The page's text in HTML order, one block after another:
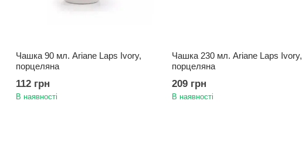
Чашка 90 мл. Ariane Laps Ivory,
порцеляна
112 грн
В наявності
Чашка 230 мл. Ariane Laps Ivory,
порцеляна
209 грн
В наявності